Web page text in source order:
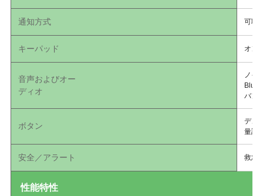
通知方式 可聴
キーパッド オン
音声およびオー
ディオ
ノイ
バン
ボタン
デュ
量調
安全／アラート 救急
性能特性